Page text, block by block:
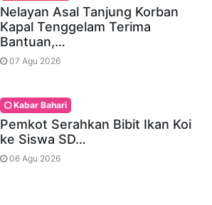
Nelayan Asal Tanjung Korban
Kapal Tenggelam Terima
Bantuan,…
07 Agu 2026
Kabar Bahari
Pemkot Serahkan Bibit Ikan Koi
ke Siswa SD…
06 Agu 2026